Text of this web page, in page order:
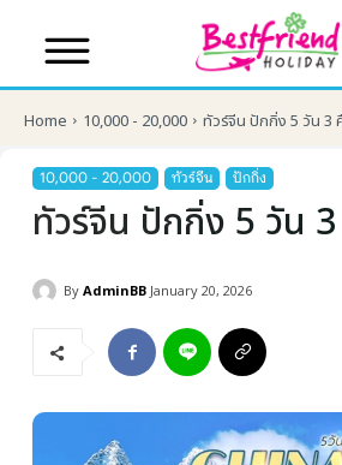
บริษัทเบสเฟรนด์ ฮอลิ
Home 10,000 - 20,000 ทัวร์จีน ปักกิ่ง 5 วัน 3
10,000 - 20,000 ทัวร์จีน ปักกิ่ง
ทัวร์จีน ปักกิ่ง 5 วัน
By AdminBB January 20, 2026